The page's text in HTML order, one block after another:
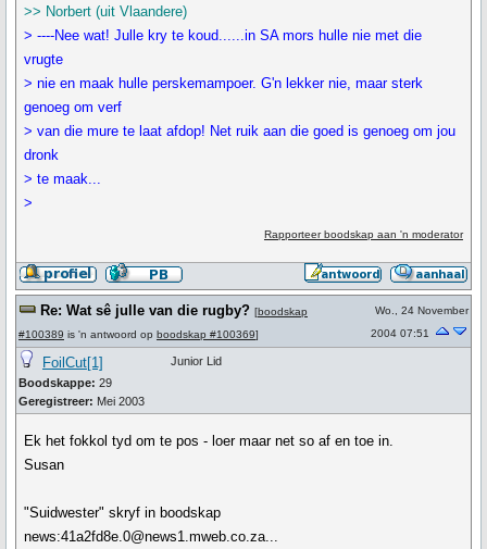
>> Norbert (uit Vlaandere)
> ----Nee wat! Julle kry te koud......in SA mors hulle nie met die
vrugte
> nie en maak hulle perskemampoer. G'n lekker nie, maar sterk
genoeg om verf
> van die mure te laat afdop! Net ruik aan die goed is genoeg om jou
dronk
> te maak...
>
Rapporteer boodskap aan 'n moderator
Re: Wat sê julle van die rugby? [boodskap
#100389 is 'n antwoord op boodskap #100369]
Wo., 24 November
2004 07:51
FoilCut[1]
Boodskappe: 29
Geregistreer: Mei 2003
Junior Lid
Ek het fokkol tyd om te pos - loer maar net so af en toe in.
Susan
"Suidwester" skryf in boodskap
news:41a2fd8e.0@news1.mweb.co.za...